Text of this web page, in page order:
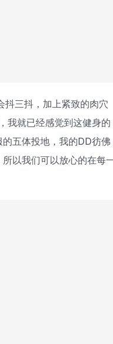
三抖，加上紧致的肉穴
我就已经感觉到这健身的
五体投地，我的DD彷佛
以我们可以放心的在每